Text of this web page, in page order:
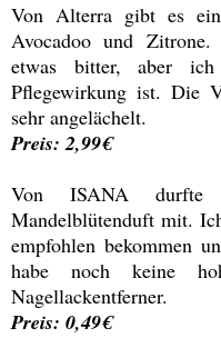
Von Alterra gibt es
Avocadoo und
etwas bitter, aber
Pflegewirkung ist. Die
sehr angelächelt.
Preis: 2,99€
Von ISANA durfte
Mandelblütenduft mit.
empfohlen bekommen
habe noch keine
Nagellackentferner.
Preis: 0,49€